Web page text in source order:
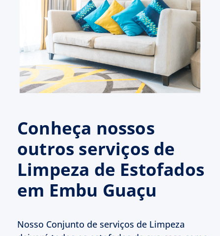
Conheça nossos
outros serviços de
Limpeza de Estofados
em Embu Guaçu
Nosso Conjunto de serviços de Limpeza